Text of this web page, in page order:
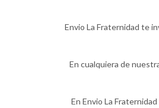
Envio La Fraternidad te
En cualquiera de
En Envio La